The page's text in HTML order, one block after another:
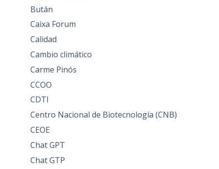
Bután
Caixa Forum
Calidad
Cambio climático
Carme Pinós
CCOO
CDTI
Centro Nacional de Biotecnología (CNB)
CEOE
Chat GPT
Chat GTP